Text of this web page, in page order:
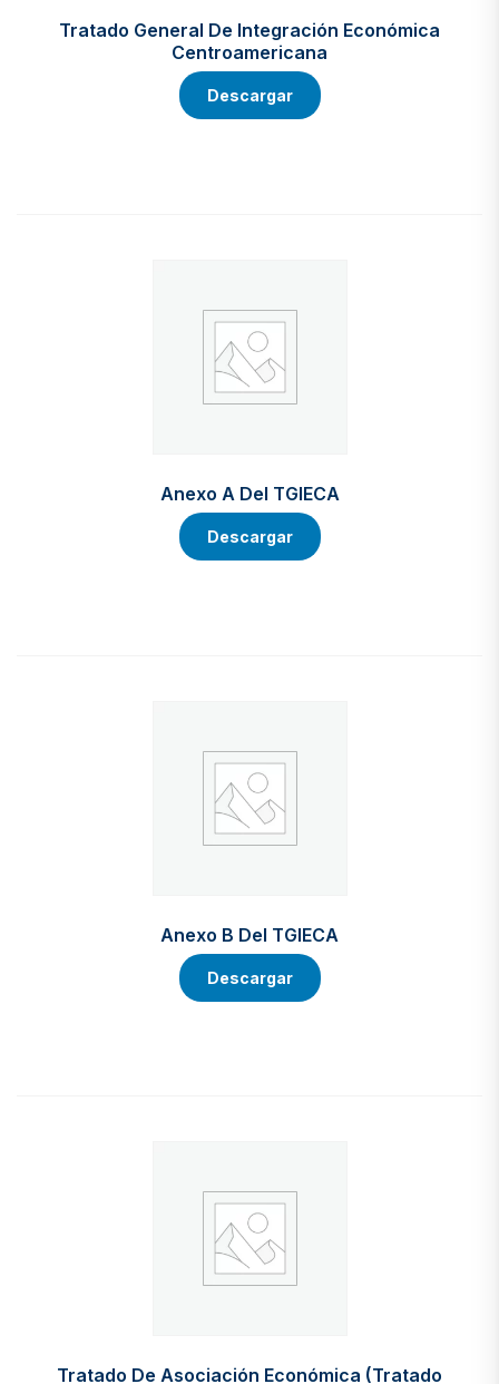
Tratado General De Integración Económica
Centroamericana
Descargar
Anexo A Del TGIECA
Descargar
Anexo B Del TGIECA
Descargar
Tratado De Asociación Económica (Tratado